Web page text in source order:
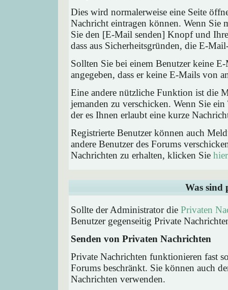
Dies wird normalerweise eine Seite
Nachricht eintragen können. Wenn
Sie den [E-Mail senden] Knopf und
dass aus Sicherheitsgründen, die E-
Sollten Sie bei einem Benutzer keine
angegeben, dass er keine E-Mails von
Eine andere nützliche Funktion ist die
jemanden zu verschicken. Wenn Sie
der es Ihnen erlaubt eine kurze
Registrierte Benutzer können auch
andere Benutzer des Forums
Nachrichten zu erhalten, klicken Sie hier
Was sind
Sollte der Administrator die Privaten
Benutzer gegenseitig Private
Senden von Privaten Nachrichten
Private Nachrichten funktionieren fast
Forums beschränkt. Sie können auch
Nachrichten verwenden.